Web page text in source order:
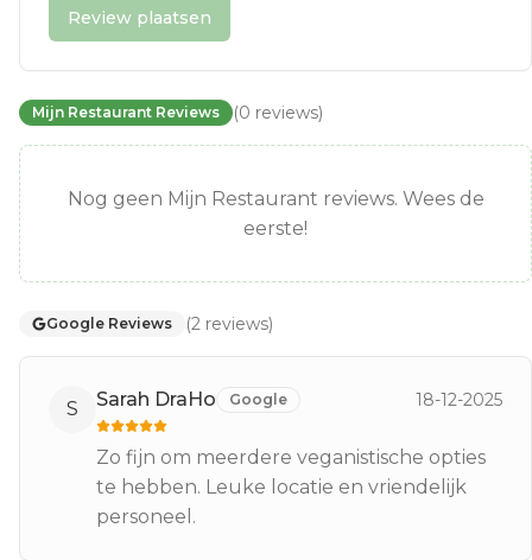
Review plaatsen
Mijn Restaurant Reviews (0 reviews)
Nog geen Mijn Restaurant reviews. Wees de
eerste!
Google Reviews (2 reviews)
S Sarah DraHo Google 18-12-2025
Zo fijn om meerdere veganistische opties
te hebben. Leuke locatie en vriendelijk
personeel.